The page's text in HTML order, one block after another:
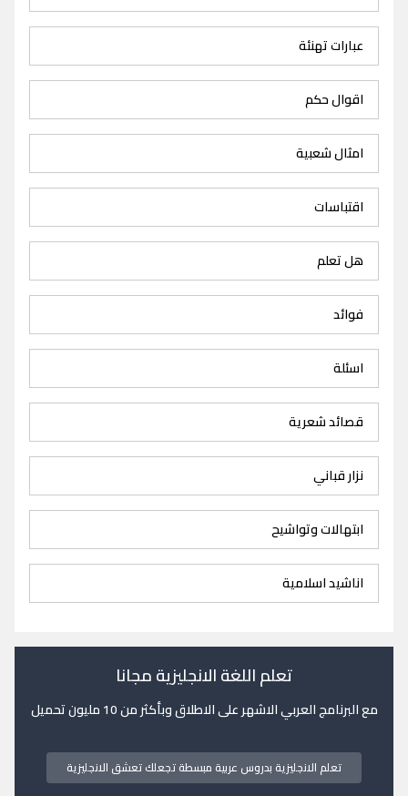
عبارات تهنئة
اقوال حكم
امثال شعبية
اقتباسات
هل تعلم
فوائد
اسئلة
قصائد شعرية
نزار قباني
ابتهالات وتواشيح
اناشيد اسلامية
تعلم اللغة الانجليزية مجانا
مع البرنامج العربي الاشهر على الاطلاق وبأكثر من 10 مليون تحميل
تعلم الانجليزية بدروس عربية مبسطة تجعلك تعشق الانجليزية